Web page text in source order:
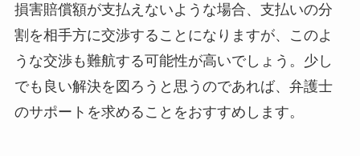
損害賠償額が支払えないような場合、支払いの分
割を相手方に交渉することになりますが、このよ
うな交渉も難航する可能性が高いでしょう。少し
でも良い解決を図ろうと思うのであれば、弁護士
のサポートを求めることをおすすめします。